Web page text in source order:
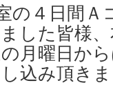
の４日間Ａ
した皆様
月曜日か
込み頂き